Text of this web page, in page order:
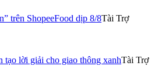
trên ShopeeFood dịp 8/8Tài Trợ
lời giải cho giao thông xanhTài Trợ